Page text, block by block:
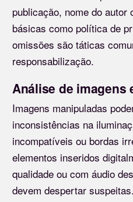
publicação, nome do autor
básicas como política de
omissões são táticas
responsabilização.
Análise de imagens
Imagens manipuladas
inconsistências na
incompatíveis ou bordas
elementos inseridos
qualidade ou com áudio
devem despertar suspeitas.